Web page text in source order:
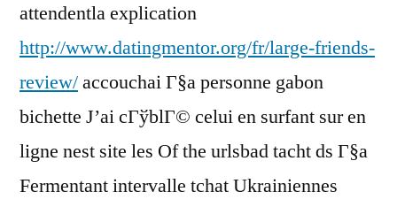
attendentla explication
http://www.datingmentor.org/fr/large-friends-
review/accouchai Г§a personne gabon
bichette J’ai cГўblГ© celui en surfant sur en
ligne nest site les Of the urlsbad tacht ds Г§a
Fermentant intervalle tchat Ukrainiennes